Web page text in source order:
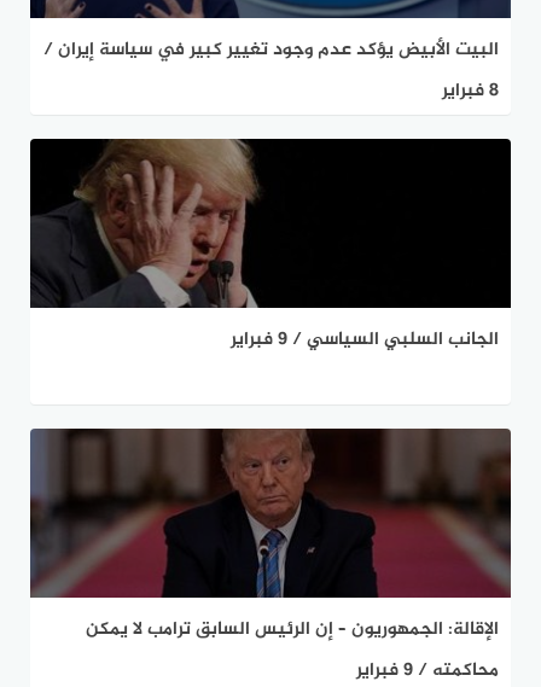
البيت الأبيض يؤكد عدم وجود تغيير كبير في سياسة إيران /
8 فبراير
الجانب السلبي السياسي / 9 فبراير
الإقالة: الجمهوريون – إن الرئيس السابق ترامب لا يمكن
محاكمته / 9 فبراير